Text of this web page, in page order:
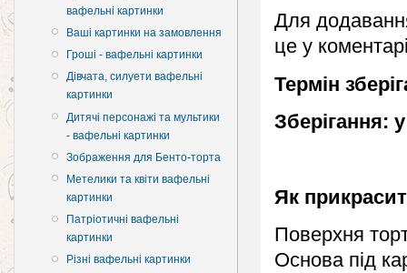
вафельні картинки
Ваші картинки на замовлення
Гроші - вафельні картинки
Дівчата, силуети вафельні
картинки
Дитячі персонажі та мультики
- вафельні картинки
Зображення для Бенто-торта
Метелики та квіти вафельні
картинки
Патріотичні вафельні
картинки
Різні вафельні картинки
Для
це у
Термін
Зберігання:
Як
Поверхня
Основа під